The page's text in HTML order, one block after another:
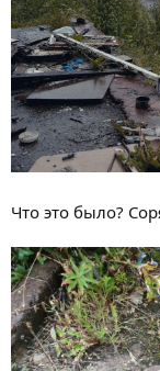
Что это было?